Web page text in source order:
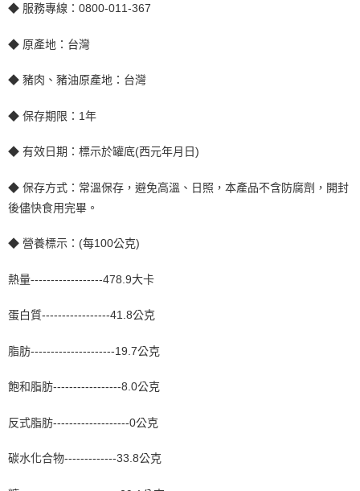
◆ 服務專線：0800-011-367
◆ 原產地：台灣
◆ 豬肉、豬油原產地：台灣
◆ 保存期限：1年
◆ 有效日期：標示於罐底(西元年月日)
◆ 保存方式：常溫保存，避免高溫、日照，本產品不含防腐劑，開封
後儘快食用完畢。
◆ 營養標示：(每100公克)
熱量------------------478.9大卡
蛋白質-----------------41.8公克
脂肪---------------------19.7公克
飽和脂肪-----------------8.0公克
反式脂肪-------------------0公克
碳水化合物-------------33.8公克